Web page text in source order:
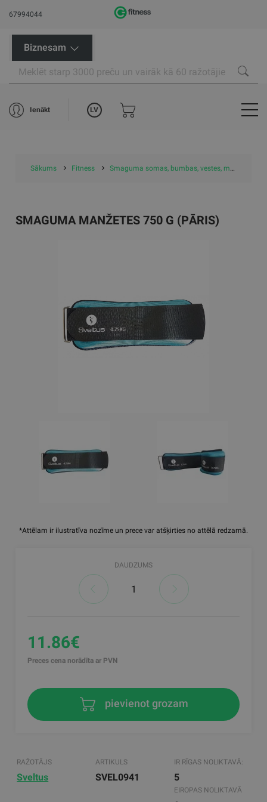
67994044
Biznesam
Ienākt LV
Sākums Fitness Smaguma somas, bumbas, vestes, manžetes
*Attēlam ir ilustratīva nozīme un prece var atšķirties no attēlā redzamā.
SMAGUMA MANŽETES 750 G (PĀRIS)
DAUDZUMS
11.86€
Preces cena norādīta ar PVN
pievienot grozam
RAŽOTĀJS
Sveltus
ARTIKULS
SVEL0941
IR RĪGAS NOLIKTAVĀ:
5
EIROPAS NOLIKTAVĀ